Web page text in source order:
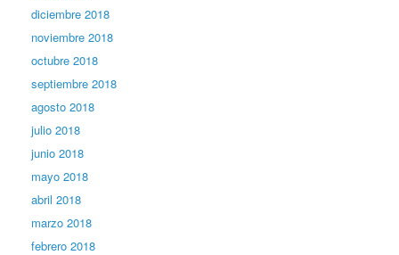
diciembre 2018
noviembre 2018
octubre 2018
septiembre 2018
agosto 2018
julio 2018
junio 2018
mayo 2018
abril 2018
marzo 2018
febrero 2018